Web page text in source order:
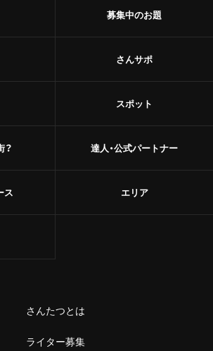
？
ス
募集中のお題
さんサポ
スポット
達人・公式パートナー
エリア
さんたつとは
ライター募集